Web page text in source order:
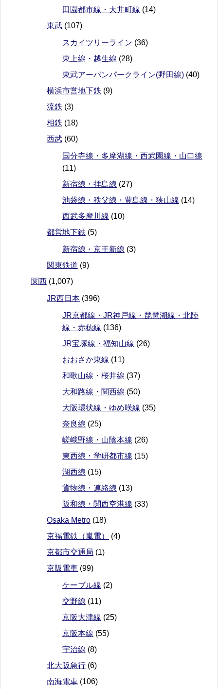
田園都市線・大井町線 (14)
東武 (107)
スカイツリーライン (36)
東上線・越生線 (28)
東武アーバンパークライン(野田線) (40)
横浜市営地下鉄 (9)
流鉄 (3)
相鉄 (18)
西武 (60)
国分寺線・多摩湖線・西武園線・山口線
(11)
新宿線・拝島線 (27)
池袋線・秩父線・豊島線・狭山線 (14)
西武多摩川線 (10)
都営地下鉄 (5)
新宿線・京王新線 (3)
関東鉄道 (9)
関西 (1,007)
JR西日本 (396)
JR京都線・JR神戸線・琵琶湖線・北陸
線・赤穂線 (136)
JR宝塚線・福知山線 (26)
おおさか東線 (11)
和歌山線・桜井線 (37)
大和路線・関西線 (50)
大阪環状線・ゆめ咲線 (35)
奈良線 (25)
嵯峨野線・山陰本線 (26)
東西線・学研都市線 (15)
湖西線 (15)
貨物線・連絡線 (13)
阪和線・関西空港線 (33)
Osaka Metro (18)
京福電鉄（嵐電）
(4)
京都市交通局 (1)
京阪電車 (99)
ケーブル線 (2)
交野線 (11)
京阪大津線 (25)
京阪本線 (55)
宇治線 (8)
北大阪急行 (6)
南海電車 (106)